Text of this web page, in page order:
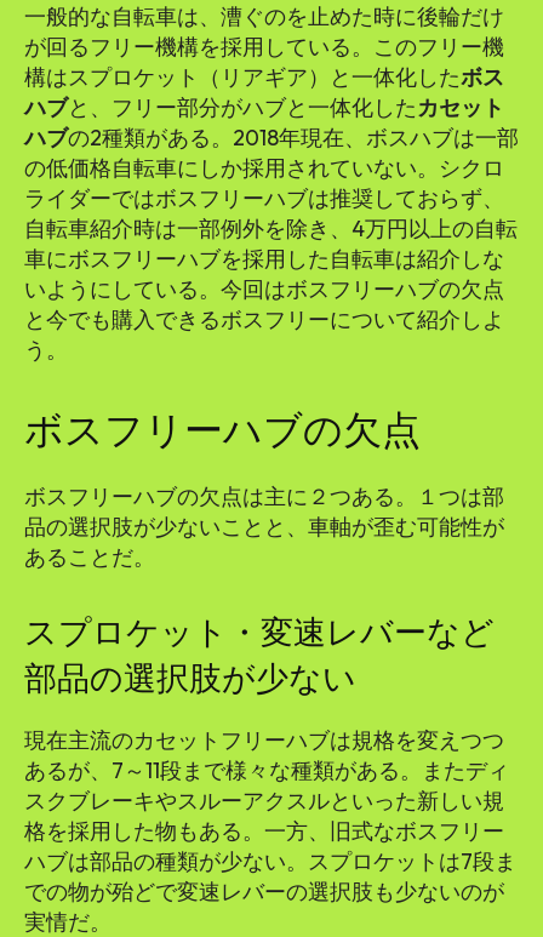
一般的な自転車は、漕ぐのを止めた時に後輪だけ
が回るフリー機構を採用している。このフリー機
構はスプロケット（リアギア）と一体化したボス
ハブと、フリー部分がハブと一体化したカセット
ハブの2種類がある。2018年現在、ボスハブは一部
の低価格自転車にしか採用されていない。シクロ
ライダーではボスフリーハブは推奨しておらず、
自転車紹介時は一部例外を除き、4万円以上の自転
車にボスフリーハブを採用した自転車は紹介しな
いようにしている。今回はボスフリーハブの欠点
と今でも購入できるボスフリーについて紹介しよ
う。
ボスフリーハブの欠点
ボスフリーハブの欠点は主に２つある。１つは部
品の選択肢が少ないことと、車軸が歪む可能性が
あることだ。
スプロケット・変速レバーなど
部品の選択肢が少ない
現在主流のカセットフリーハブは規格を変えつつ
あるが、7～11段まで様々な種類がある。またディ
スクブレーキやスルーアクスルといった新しい規
格を採用した物もある。一方、旧式なボスフリー
ハブは部品の種類が少ない。スプロケットは7段ま
での物が殆どで変速レバーの選択肢も少ないのが
実情だ。